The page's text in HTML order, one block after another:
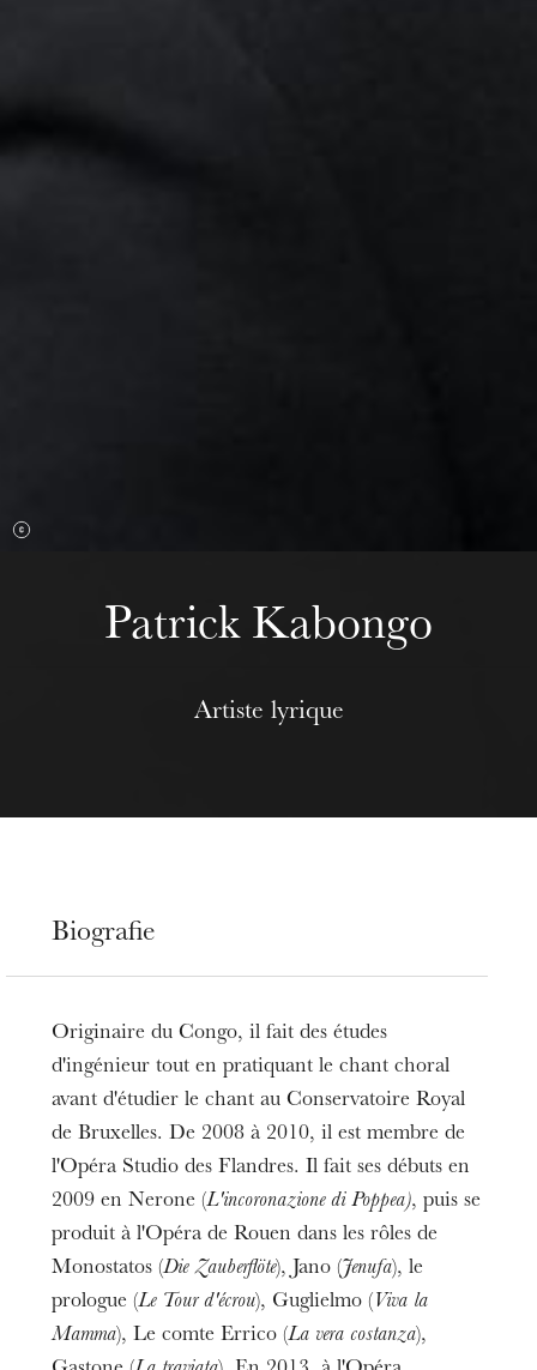
Patrick Kabongo
Artiste lyrique
Biografie
Originaire du Congo, il fait des études
d'ingénieur tout en pratiquant le chant choral
avant d'étudier le chant au Conservatoire Royal
de Bruxelles. De 2008 à 2010, il est membre de
l'Opéra Studio des Flandres. Il fait ses débuts en
2009 en Nerone (L'incoronazione di Poppea), puis se
produit à l'Opéra de Rouen dans les rôles de
Monostatos (Die Zauberflöte), Jano (Jenufa), le
prologue (Le Tour d'écrou), Guglielmo ( Viva la
Mamma), Le comte Errico (La vera costanza),